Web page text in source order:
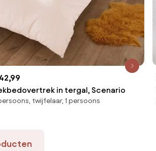
in tergal, Scenario
twijfelaar, 1 persoons